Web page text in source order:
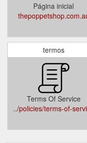
Página inicial
termos
Terms Of Service
../policies/terms-of-